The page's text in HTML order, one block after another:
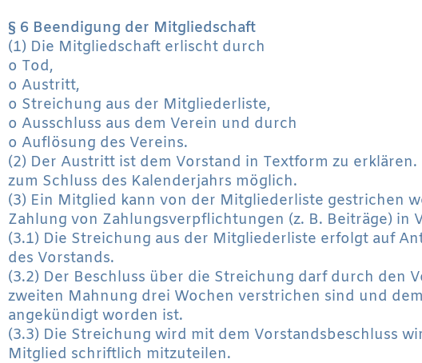
§ 6 Beendigung der Mitgliedschaft
(1) Die Mitgliedschaft erlischt durch
o Tod,
o Austritt,
o Streichung aus der Mitgliederliste,
o Ausschluss aus dem Verein und durch
o Auflösung des Vereins.
(2) Der Austritt ist dem Vorstand in Textform zu
zum Schluss des Kalenderjahrs möglich.
(3) Ein Mitglied kann von der Mitgliederliste gestrichen
Zahlung von Zahlungsverpflichtungen (z. B. Beiträge) in
(3.1) Die Streichung aus der Mitgliederliste erfolgt auf
des Vorstands.
(3.2) Der Beschluss über die Streichung darf durch den
zweiten Mahnung drei Wochen verstrichen sind und
angekündigt worden ist.
(3.3) Die Streichung wird mit dem Vorstandsbeschluss
Mitglied schriftlich mitzuteilen.